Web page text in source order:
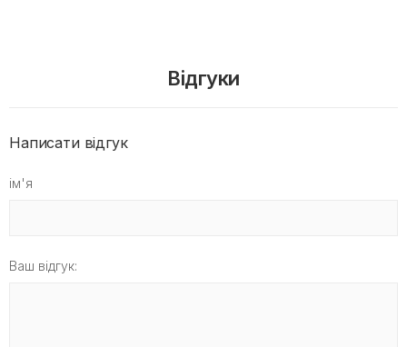
Відгуки
Написати відгук
ім'я
Ваш відгук: